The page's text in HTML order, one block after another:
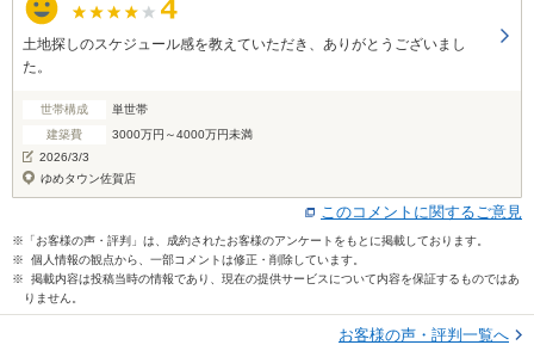
土地探しのスケジュール感を教えていただき、ありがとうございまし
た。
世帯構成
単世帯
建築費
3000万円～4000万円未満
2026/3/3
ゆめタウン佐賀店
このコメントに関するご意見
※「お客様の声・評判」は、成約されたお客様のアンケートをもとに掲載しております。
※ 個人情報の観点から、一部コメントは修正・削除しています。
※ 掲載内容は投稿当時の情報であり、現在の提供サービスについて内容を保証するものではあ
りません。
お客様の声・評判一覧へ